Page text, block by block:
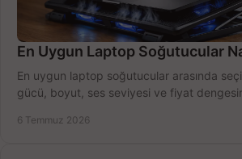
En Uygun Laptop Soğutucular
En uygun laptop soğutucular arasında
gücü, boyut, ses seviyesi ve fiyat
6 Temmuz 2026